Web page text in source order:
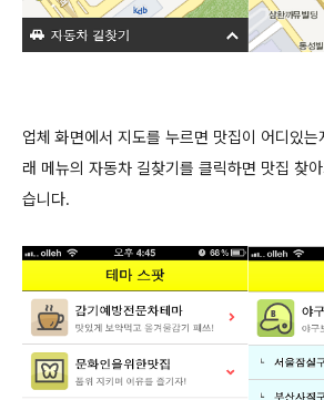
업체 화면에서 지도를 누르면 맛집이 어디있
래 메뉴의 자동차 길찾기를 클릭하면 맛집 찾
습니다.